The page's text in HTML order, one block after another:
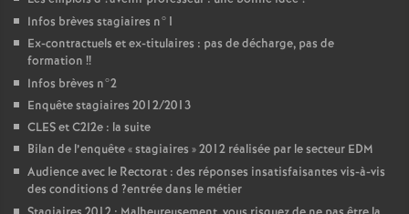
Infos brèves stagiaires n°1
Ex-contractuels et ex-titulaires : pas de décharge, pas de
formation !!
Infos brèves n°2
Enquête stagiaires 2012/2013
CLESet C2I2e : la suite
Bilan de l’enquête «stagiaires » 2012 réalisée par le secteur EDM
Audience avec le Rectorat : des réponses insatisfaisantes vis-à-vis
des conditions d ?entrée dans le métier